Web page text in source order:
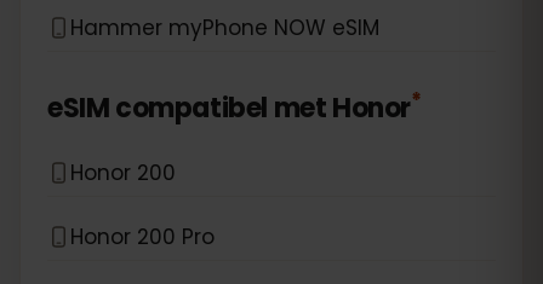
Hammer myPhone NOW eSIM
eSIM compatibel metHonor*
Honor 200
Honor 200 Pro